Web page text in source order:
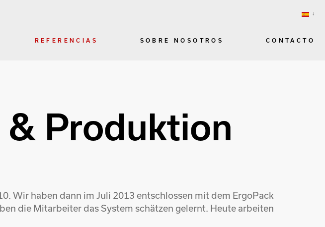
REFERENCIAS SOBRE NOSOTROS CONTACTO
Produktion
Wir haben dann im Juli 2013 entschlossen mit dem ErgoPack
die Mitarbeiter das System schätzen gelernt. Heute arbeiten